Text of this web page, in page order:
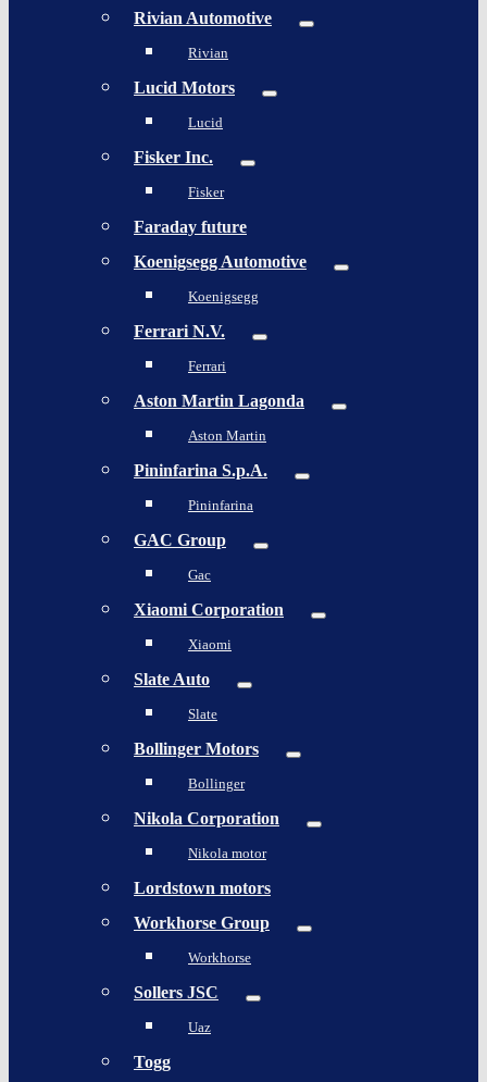
Rivian Automotive
Rivian
Lucid Motors
Lucid
Fisker Inc.
Fisker
Faraday future
Koenigsegg Automotive
Koenigsegg
Ferrari N.V.
Ferrari
Aston Martin Lagonda
Aston Martin
Pininfarina S.p.A.
Pininfarina
GAC Group
Gac
Xiaomi Corporation
Xiaomi
Slate Auto
Slate
Bollinger Motors
Bollinger
Nikola Corporation
Nikola motor
Lordstown motors
Workhorse Group
Workhorse
Sollers JSC
Uaz
Togg